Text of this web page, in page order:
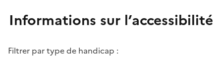
Informations sur l’accessibilité
Filtrer par type de handicap :